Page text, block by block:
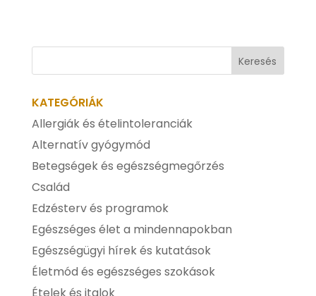
KATEGÓRIÁK
Allergiák és ételintoleranciák
Alternatív gyógymód
Betegségek és egészségmegőrzés
Család
Edzésterv és programok
Egészséges élet a mindennapokban
Egészségügyi hírek és kutatások
Életmód és egészséges szokások
Ételek és italok